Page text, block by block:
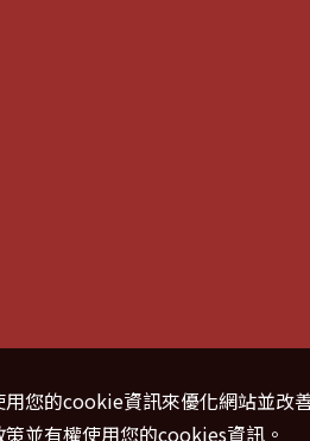
您的cookie資訊來優化網站並改
策並有權使用您的cookies資訊。